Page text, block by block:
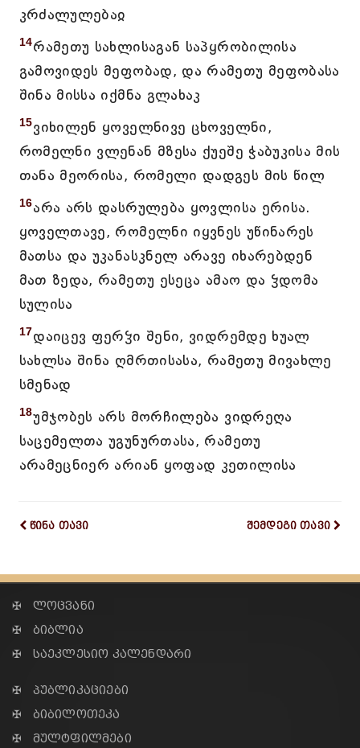
კრძალულებაჲ
14რამეთუ სახლისაგან საპყრობილისა
გამოვიდეს მეფობად, და რამეთუ მეფობასა
შინა მისსა იქმნა გლახაკ
15ვიხილენ ყოველნივე ცხოველნი,
რომელნი ვლენან მზესა ქუეშე ჭაბუკისა მის
თანა მეორისა, რომელი დადგეს მის წილ
16არა არს დასრულება ყოვლისა ერისა.
ყოველთავე, რომელნი იყვნეს უწინარეს
მათსა და უკანასკნელ არავე იხარებდენ
მათ ზედა, რამეთუ ესეცა ამაო და ჴდომა
სულისა
17დაიცევ ფერჴი შენი, ვიდრემდე ხუალ
სახლსა შინა ღმრთისასა, რამეთუ მივახლე
სმენად
18უმჯობეს არს მორჩილება ვიდრეღა
საცემელთა უგუნურთასა, რამეთუ
არამეცნიერ არიან ყოფად კეთილისა
წინა თავი შემდეგი თავი
✠ ლოცვანი
✠ ბიბლია
✠ საეკლესიო კალენდარი
✠ პუბლიკაციები
✠ ბიბილოთეკა
✠ მულტფილმები